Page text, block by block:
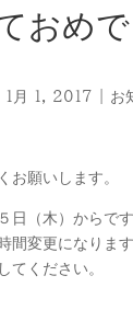
おめ
1月 1, 2017 お
お願いします。
日（木）からです
間変更になります
てください。